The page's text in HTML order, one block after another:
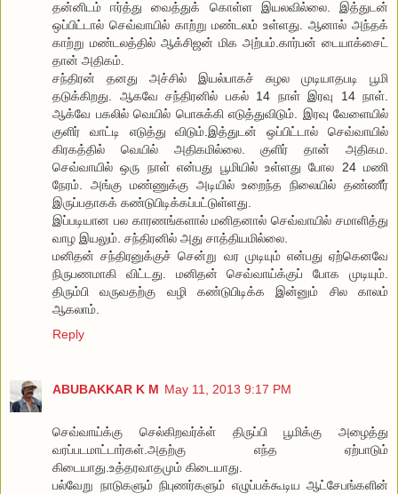
தன்னிடம் ஈர்த்து வைத்துக் கொள்ள இயலவில்லை. இத்துடன்
ஒப்பிட்டால் செவ்வாயில் காற்று மண்டலம் உள்ளது. ஆனால் அந்தக்
காற்று மண்டலத்தில் ஆக்சிஜன் மிக அற்பம்.கார்பன் டையாக்சைட்
தான் அதிகம்.
சந்திரன் தனது அச்சில் இயல்பாகச் சுழல முடியாதபடி பூமி
தடுக்கிறது. ஆகவே சந்திரனில் பகல் 14 நாள் இரவு 14 நாள்.
ஆக்வே பகலில் வெயில் பொசுக்கி எடுத்துவிடும். இரவு வேளையில்
குளிர் வாட்டி எடுத்து விடும்.இத்துடன் ஒப்பிட்டால் செவ்வாயில்
கிரகத்தில் வெயில் அதிகமில்லை. குளிர் தான் அதிகம.
செவ்வாயில் ஒரு நாள் என்பது பூமியில் உள்ளது போல 24 மணி
நேரம். அங்கு மண்ணுக்கு அடியில் உறைந்த நிலையில் தண்ணீர்
இருப்பதாகக் கண்டுபிடிக்கப்பட்டுள்ளது.
இப்படியான பல காரணங்களால் மனிதனால் செவ்வாயில் சமாளித்து
வாழ இயலும். சந்திரனில் அது சாத்தியமில்லை.
மனிதன் சந்திரனுக்குச் சென்று வர முடியும் என்பது ஏற்கெனவே
நிருபணமாகி விட்டது. மனிதன் செவ்வாய்க்குப் போக முடியும்.
திரும்பி வருவதற்கு வழி கண்டுபிடிக்க இன்னும் சில காலம்
ஆகலாம்.
Reply
ABUBAKKAR K M May 11, 2013 9:17 PM
செவ்வாய்க்கு செல்கிறவர்க்ள் திருப்பி பூமிக்கு அழைத்து
வரப்படமாட்டார்கள்.அதற்கு எந்த ஏற்பாடும்
கிடையாது.உத்தரவாதமும் கிடையாது.
பல்வேறு நாடுகளும் நிபுணர்களும் எழுப்பக்கூடிய ஆட்சேபங்களின்